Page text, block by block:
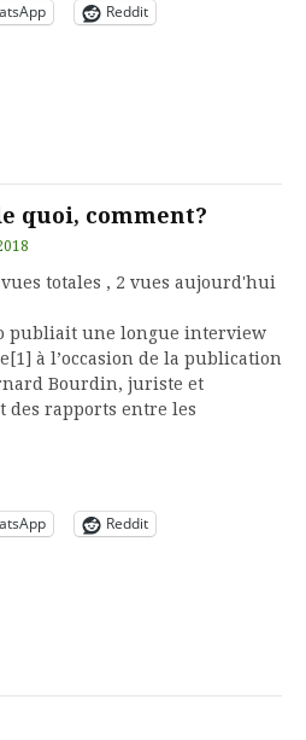
Reddit
quoi, comment?
vues totales , 2 vues aujourd'hui
publiait une longue interview
à l’occasion de la publication
Bourdin, juriste et
des rapports entre les
Reddit